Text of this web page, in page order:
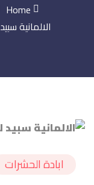
Home
الالمانية
ابادة الحشرات